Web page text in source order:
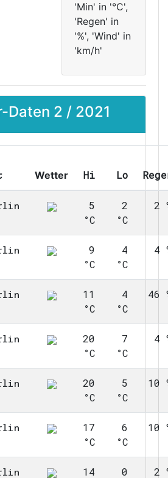
'Min' in '°C',
'Regen' in
'%', 'Wind' in
'km/h'
Daten 2 / 2021
Wetter Hi Lo
5
°C
2
°C
2
9
°C
4
°C
4
11
°C
4
°C
46
20
°C
7
°C
4
20
°C
5
°C
10
17
°C
6
°C
10
14 0 2